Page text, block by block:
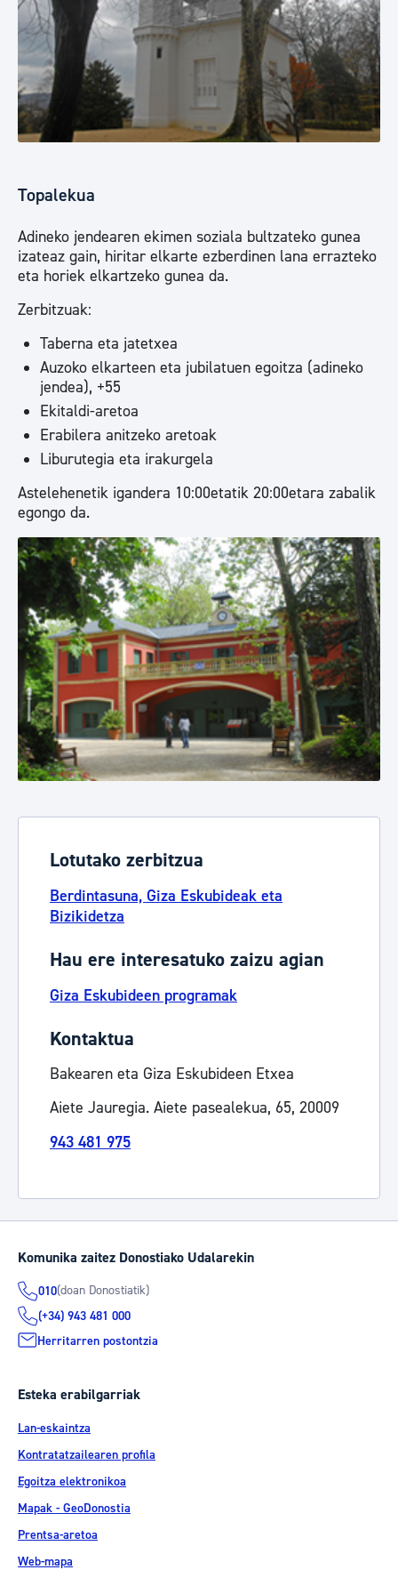
Topalekua
Adineko jendearen ekimen soziala bultzateko gunea
izateaz gain, hiritar elkarte ezberdinen lana errazteko
eta horiek elkartzeko gunea da.
Zerbitzuak:
Taberna eta jatetxea
Auzoko elkarteen eta jubilatuen egoitza (adineko
jendea), +55
Ekitaldi-aretoa
Erabilera anitzeko aretoak
Liburutegia eta irakurgela
Astelehenetik igandera 10:00etatik 20:00etara zabalik
egongo da.
Lotutako zerbitzua
Berdintasuna, Giza Eskubideak eta
Bizikidetza
Hau ere interesatuko zaizu agian
Giza Eskubideen programak
Kontaktua
Bakearen eta Giza Eskubideen Etxea
Aiete Jauregia. Aiete pasealekua, 65, 20009
943 481 975
Komunika zaitez Donostiako Udalarekin
010(doan Donostiatik)
(+34) 943 481 000
Herritarren postontzia
Esteka erabilgarriak
Lan-eskaintza
Kontratatzailearen profila
Egoitza elektronikoa
Mapak - GeoDonostia
Prentsa-aretoa
Web-mapa